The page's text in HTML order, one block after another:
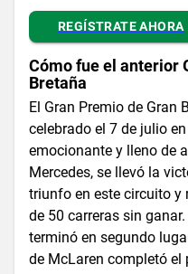
REGÍSTRATE AHORA
Cómo fue el anterior
Bretaña
El Gran Premio de Gran
celebrado el 7 de julio
emocionante y lleno de
Mercedes, se llevó la
triunfo en este circuito y
de 50 carreras sin ganar.
terminó en segundo
de McLaren completó el